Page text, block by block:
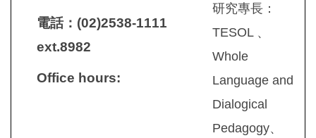
電話：(02)2538-1111
ext.8982
Office hours:
研究專長：
TESOL 、
Whole
Language and
Dialogical
Pedagogy、